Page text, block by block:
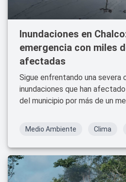
Inundaciones en
emergencia con miles
afectadas
Sigue enfrentando una severa
inundaciones que han
del municipio por más de un
2,000 viviendas directamente
centímetros en algunas zonas​.
Medio Ambiente Clima